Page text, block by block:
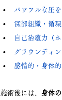
パワフルな圧
深部組織・循
自己治癒力（
グラウンディ
感情的・身体
施術後には、 身体